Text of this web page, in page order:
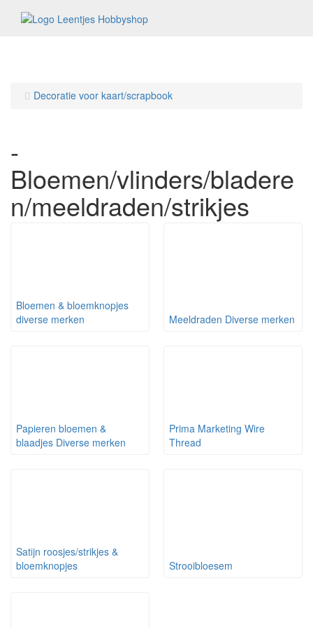
Decoratie voor kaart/scrapbook
-
Bloemen/vlinders/bladere
n/meeldraden/strikjes
Bloemen & bloemknopjes
diverse merken
Meeldraden Diverse merken
Papieren bloemen &
blaadjes Diverse merken
Prima Marketing Wire
Thread
Satijn roosjes/strikjes &
bloemknopjes
Strooibloesem